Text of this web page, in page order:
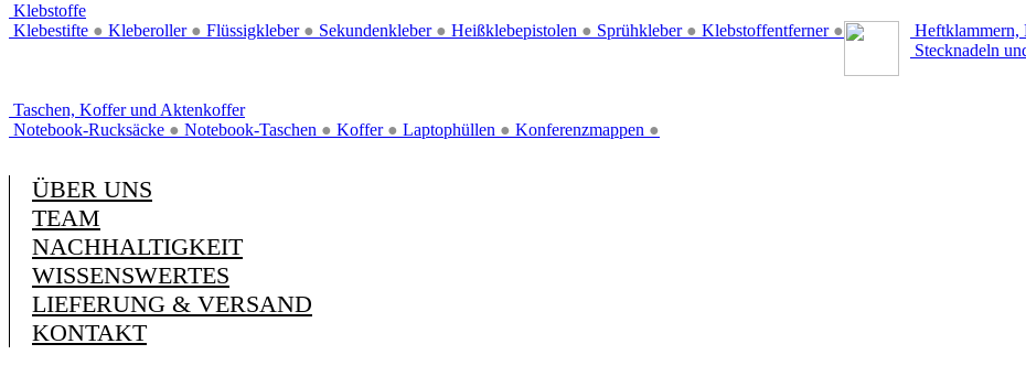
Klebstoffe
Klebestifte ● Kleberoller ● Flüssigkleber ● Sekundenkleber ● Heißklebepistolen ● Sprühkleber ● Klebstoffentferner ●
Heftklammern,
Stecknadeln
Taschen, Koffer und Aktenkoffer
Notebook-Rucksäcke ● Notebook-Taschen ● Koffer ● Laptophüllen ● Konferenzmappen ●
ÜBER UNS
TEAM
NACHHALTIGKEIT
WISSENSWERTES
LIEFERUNG & VERSAND
KONTAKT